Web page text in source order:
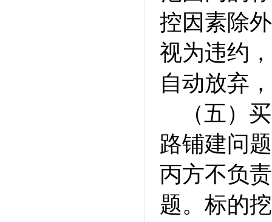
控因素除
视为违约
自动放弃
（五）
路铺建问
丙方不负
题。标的